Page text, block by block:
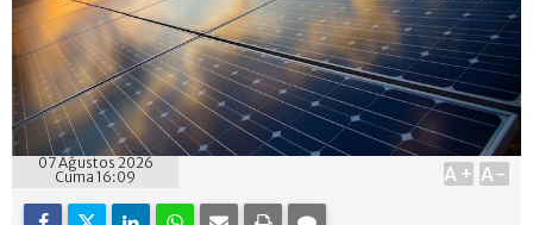
07 Ağustos 2026
Cuma 16:09
A+ A-